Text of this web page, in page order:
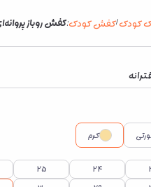
کودک/کفش کودک:کفش روباز
کرم
24
25